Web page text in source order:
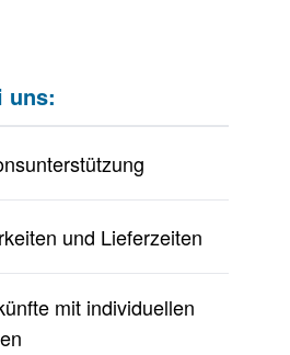
uns:
und Lieferzeiten
mit individuellen